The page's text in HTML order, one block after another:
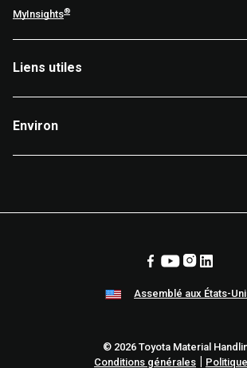
MyInsights®
Liens utiles
Environ
Assemblé aux États-
© 2026 Toyota Material
Conditions générales |